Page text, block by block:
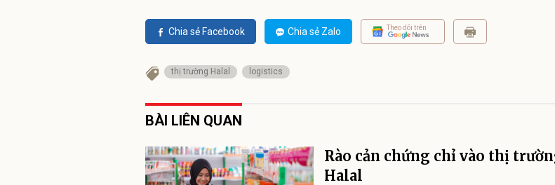
Chia sẻ Facebook Chia sẻ Zalo Theo dõi trên
thị trường Halal logistics
BÀI LIÊN QUAN
Rào cản chứng chỉ vào thị
Halal